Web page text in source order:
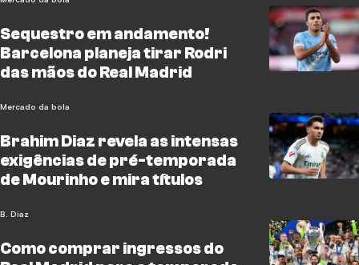
Sequestro em andamento!
Barcelona planeja tirar Rodri
das mãos do Real Madrid
Mercado da bola
Brahim Diaz revela as intensas
exigências de pré-temporada
de Mourinho e mira títulos
B. Diaz
Como comprar ingressos do